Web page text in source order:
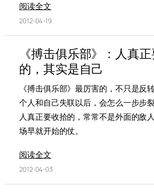
阅读全文
2012-04-19
《搏击俱乐部》：人真
的，其实是自己
《搏击俱乐部》最厉害的，不只是反
个人和自己失联以后，会怎么一步步
人真正要收拾的，常常不是外面的敌
场早就开始的仗。
阅读全文
2012-04-03